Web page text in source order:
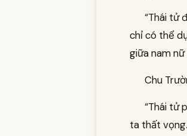
“Thái tử
chỉ có thể
giữa nam
Chu
“Thái tử
ta thất